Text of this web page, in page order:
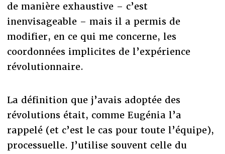
de manière exhaustive – c’est
inenvisageable – mais il a permis de
modifier, en ce qui me concerne, les
coordonnées implicites de l’expérience
révolutionnaire.
La définition que j’avais adoptée des
révolutions était, comme Eugénia l’a
rappelé (et c’est le cas pour toute l’équipe),
processuelle. J’utilise souvent celle du